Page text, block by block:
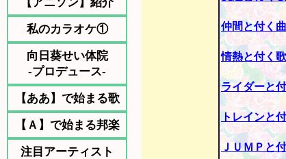
私のカラオケ①
向日葵せい体院
-プロデュース-
【ああ】で始まる歌
【Ａ】で始まる邦楽
注目アーティスト
仲間と付く曲
情熱と付く歌
ライダーと
トレインと
ＪＵＭＰと